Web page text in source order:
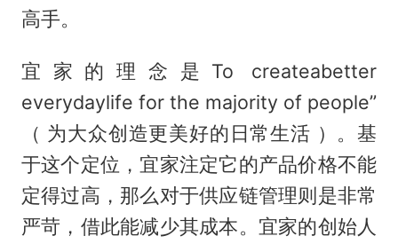
高手。
宜家的理念是To createabetter
everydaylife for the majority of people”
（ 为大众创造更美好的日常生活 ）。基
于这个定位，宜家注定它的产品价格不能
定得过高，那么对于供应链管理则是非常
严苛，借此能减少其成本。宜家的创始人